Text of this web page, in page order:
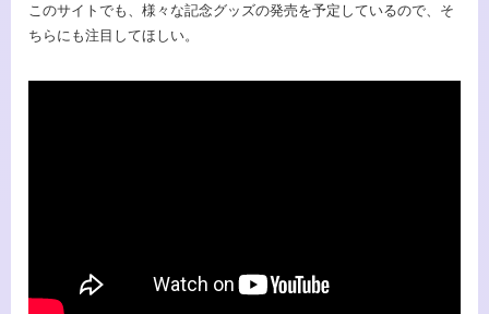
このサイトでも、様々な記念グッズの発売を予定しているので、そ
ちらにも注目してほしい。